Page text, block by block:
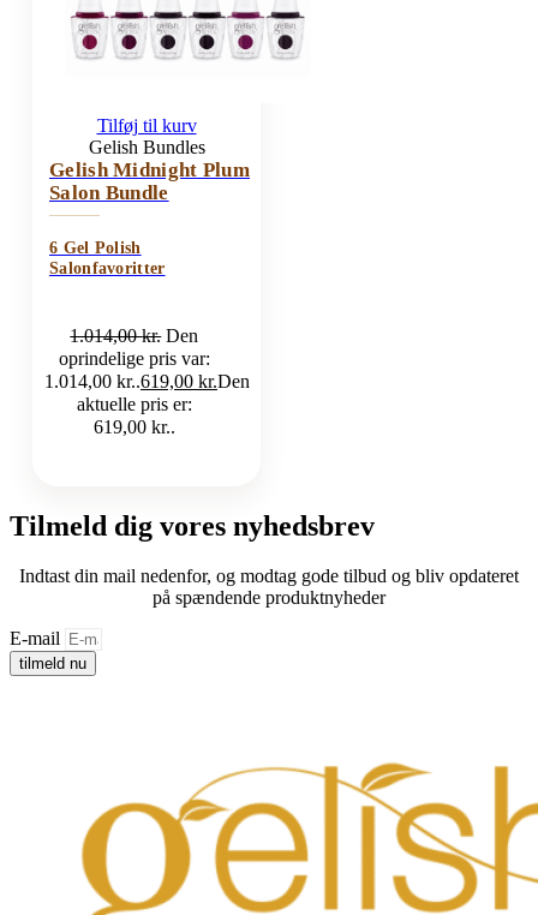
Tilføj til kurv
Gelish Bundles
Gelish Midnight Plum
Salon Bundle
6 Gel Polish
Salonfavoritter
1.014,00kr. Den
oprindelige pris var:
1.014,00 kr..619,00 kr.Den
aktuelle pris er:
619,00 kr..
Tilmeld dig vores nyhedsbrev
Indtast din mail nedenfor, og modtag gode tilbud og bliv opdateret
på spændende produktnyheder
E-mail
tilmeld nu